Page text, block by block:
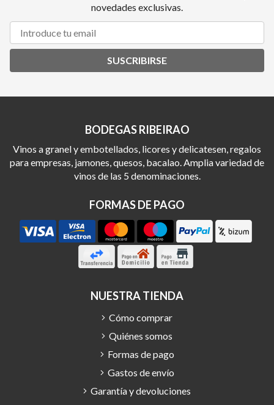
novedades exclusivas.
SUSCRIBIRSE
BODEGAS RIBEIRAO
Vinos a granel y embotellados, licores y delicatesen, regalos
para empresas, jamones, quesos, bacalao. Amplia variedad de
vinos de las 5 denominaciones.
FORMAS DE PAGO
NUESTRA TIENDA
Cómo comprar
Quiénes somos
Formas de pago
Gastos de envío
Garantía y devoluciones